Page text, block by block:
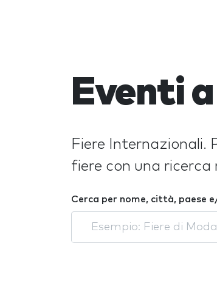
Eventi
Fiere Internazionali.
fiere con una
Cerca per nome, città, paese